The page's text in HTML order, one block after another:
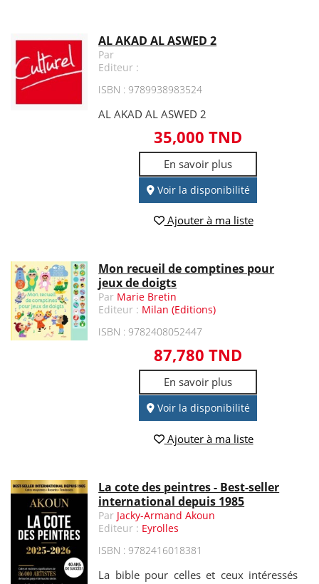
AL AKAD AL ASWED 2
Par
Editeur :
ISBN : 9789938983524
AL AKAD AL ASWED 2
35,000 TND
En savoir plus
Voir la disponibilité
Ajouter à ma liste
Mon recueil de comptines pour
jeux de doigts
Par Marie Bretin
Editeur : Milan (Editions)
ISBN : 9782408052447
87,780 TND
En savoir plus
Voir la disponibilité
Ajouter à ma liste
La cote des peintres - Best-seller
international depuis 1985
Par Jacky-Armand Akoun
Editeur : Eyrolles
ISBN : 9782416018381
La bible pour celles et ceux intéressés